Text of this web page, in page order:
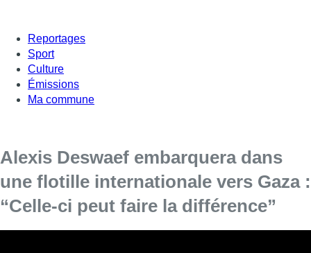
Reportages
Sport
Culture
Émissions
Ma commune
Alexis Deswaef embarquera dans
une flotille internationale vers Gaza :
“Celle-ci peut faire la différence”